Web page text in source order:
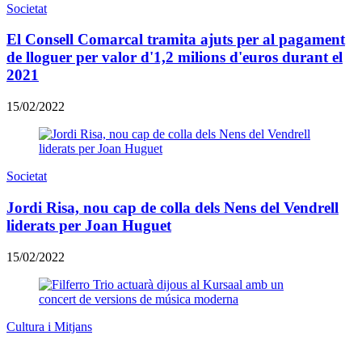
Societat
El Consell Comarcal tramita ajuts per al pagament
de lloguer per valor d'1,2 milions d'euros durant el
2021
15/02/2022
Societat
Jordi Risa, nou cap de colla dels Nens del Vendrell
liderats per Joan Huguet
15/02/2022
Cultura i Mitjans